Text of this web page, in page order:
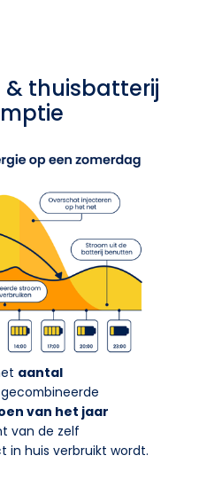
thuisbatterij
aantal
van het jaar
van de zelf
in huis verbruikt wordt.